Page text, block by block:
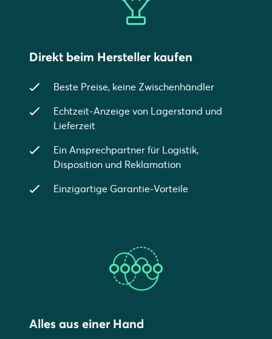
Direkt beim Hersteller kaufen
Beste Preise, keine Zwischenhändler
Echtzeit-Anzeige von Lagerstand und
Lieferzeit
Ein Ansprechpartner für Logistik,
Disposition und Reklamation
Einzigartige Garantie-Vorteile
Alles aus einer Hand